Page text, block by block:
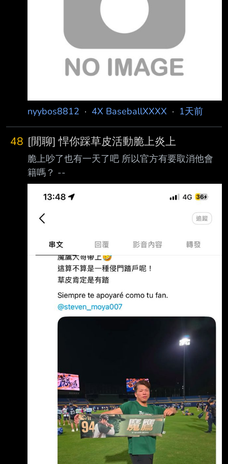
nyybos8812 · 4X BaseballXXXX · 1天前
48 [閒聊] 悍你踩草皮活動脆上炎上
脆上吵了也有一天了吧 所以官方有要取消他會
籍嗎？ --